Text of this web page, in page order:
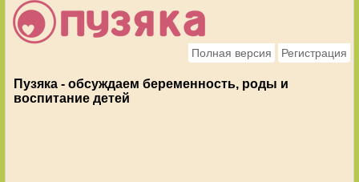
Полная версия Регистрация
Пузяка - обсуждаем беременность, роды и
воспитание детей